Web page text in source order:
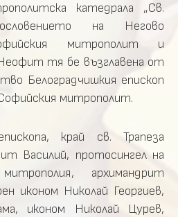
катедрала „Св.
на Негово
митрополит и
тя бе възглавена от
Белоградчишкия епископ
митрополит.
край св. Трапеза
Василий, протосингел на
архимандрит
иконом Николай Георгиев,
иконом Николай Цурев,